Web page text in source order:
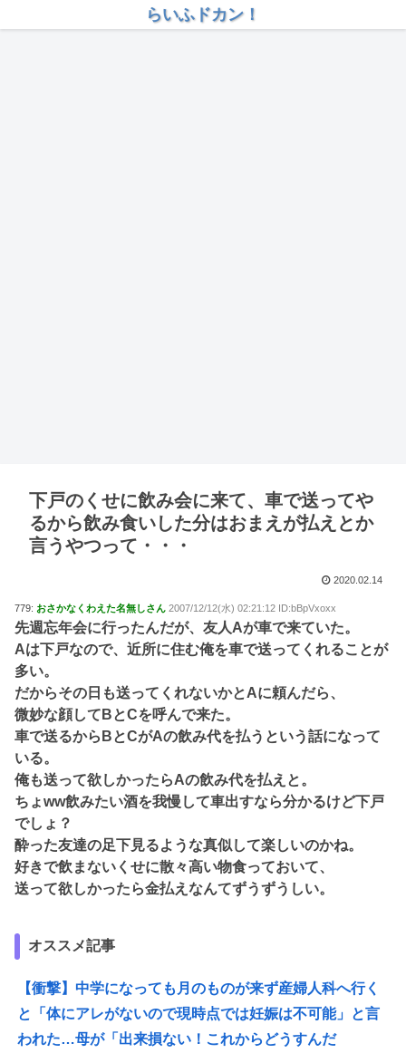
らいふドカン！
下戸のくせに飲み会に来て、車で送ってや
るから飲み食いした分はおまえが払えとか
言うやつって・・・
2020.02.14
779: おさかなくわえた名無しさん 2007/12/12(水) 02:21:12 ID:bBpVxoxx
先週忘年会に行ったんだが、友人Aが車で来ていた。
Aは下戸なので、近所に住む俺を車で送ってくれることが
多い。
だからその日も送ってくれないかとAに頼んだら、
微妙な顔してBとCを呼んで来た。
車で送るからBとCがAの飲み代を払うという話になって
いる。
俺も送って欲しかったらAの飲み代を払えと。
ちょww飲みたい酒を我慢して車出すなら分かるけど下戸
でしょ？
酔った友達の足下見るような真似して楽しいのかね。
好きで飲まないくせに散々高い物食っておいて、
送って欲しかったら金払えなんてずうずうしい。
オススメ記事
【衝撃】中学になっても月のものが来ず産婦人科へ行く
と「体にアレがないので現時点では妊娠は不可能」と言
われた…母が「出来損ない！これからどうすんだ